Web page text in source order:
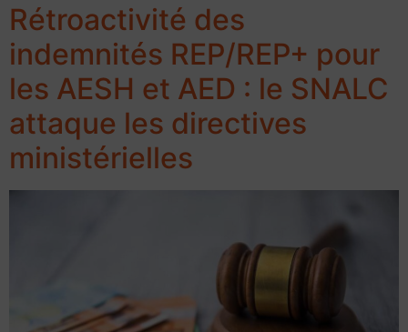
Rétroactivité des
indemnités REP/REP+ pour
les AESH et AED : le SNALC
attaque les directives
ministérielles